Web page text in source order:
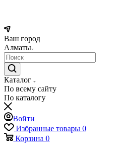
Ваш город
Алматы
Каталог
По всему сайту
По каталогу
Войти
Избранные товары 0
Корзина 0